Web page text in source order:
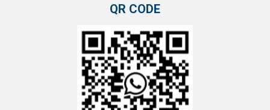
QR CODE